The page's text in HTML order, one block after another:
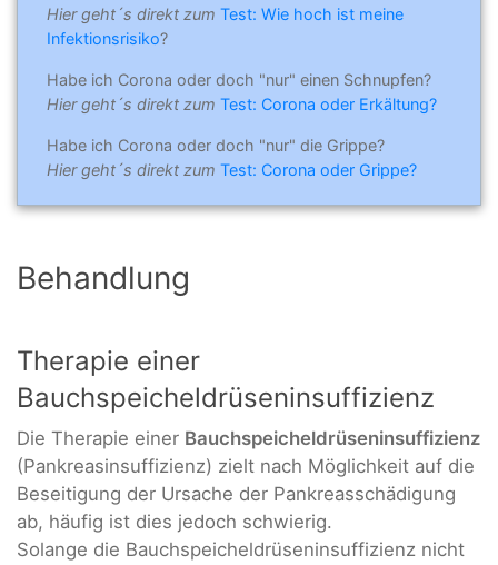
Hier geht´s direkt zum Test: Wie hoch ist meine
Infektionsrisiko?
Habe ich Corona oder doch "nur" einen Schnupfen?
Hier geht´s direkt zum Test: Corona oder Erkältung?
Habe ich Corona oder doch "nur" die Grippe?
Hier geht´s direkt zum Test: Corona oder Grippe?
Behandlung
Therapie einer
Bauchspeicheldrüseninsuffizienz
Die Therapie einer Bauchspeicheldrüseninsuffizienz
(Pankreasinsuffizienz) zielt nach Möglichkeit auf die
Beseitigung der Ursache der Pankreasschädigung
ab, häufig ist dies jedoch schwierig.
Solange die Bauchspeicheldrüseninsuffizienz nicht